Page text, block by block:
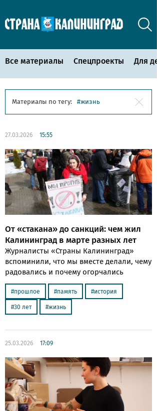
Все материалы Спецпроекты Для
Материалы по тегу: жизнь
27.03.2026 15:55
От «стакана» до санкций: чем жил
Калининград в марте разных лет
Журналисты «Страны Калининград»
вспоминили, что мы вместе делали, чему
радовались и почему огорчались
прошлое память история
30 лет жизнь
25.03.2026 17:09